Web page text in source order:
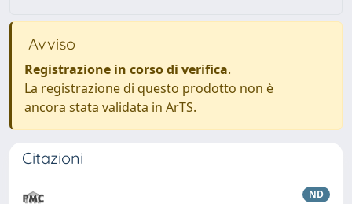
Avviso
Registrazione in corso di verifica.
La registrazione di questo prodotto non è
ancora stata validata in ArTS.
Citazioni
ND